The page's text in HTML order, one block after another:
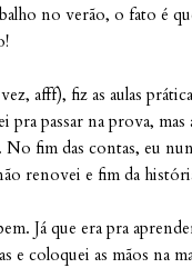
no verão, o fato é
afff), fiz as aulas
passar na prova, mas
No fim das contas, eu
renovei e fim da
Já que era pra
coloquei as mãos na